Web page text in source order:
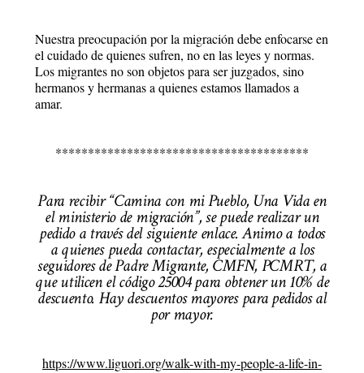
Nuestra preocupación por la migración debe enfocarse en
el cuidado de quienes sufren, no en las leyes y normas.
Los migrantes no son objetos para ser juzgados, sino
hermanos y hermanas a quienes estamos llamados a
amar.
***************************************
Para recibir “Camina con mi Pueblo, Una Vida en
el ministerio de migración”, se puede realizar un
pedido a través del siguiente enlace. Animo a todos
a quienes pueda contactar, especialmente a los
seguidores de Padre Migrante, CMFN, PCMRT, a
que utilicen el código 25004 para obtener un 10% de
descuento. Hay descuentos mayores para pedidos al
por mayor.
https://www.liguori.org/walk-with-my-people-a-life-in-